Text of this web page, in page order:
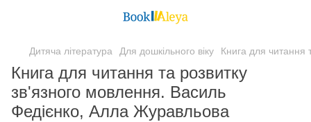
Дитяча література Для дошкільного віку Книга для читання
Книга для читання та розвитку
зв'язного мовлення. Василь
Федієнко, Алла Журавльова